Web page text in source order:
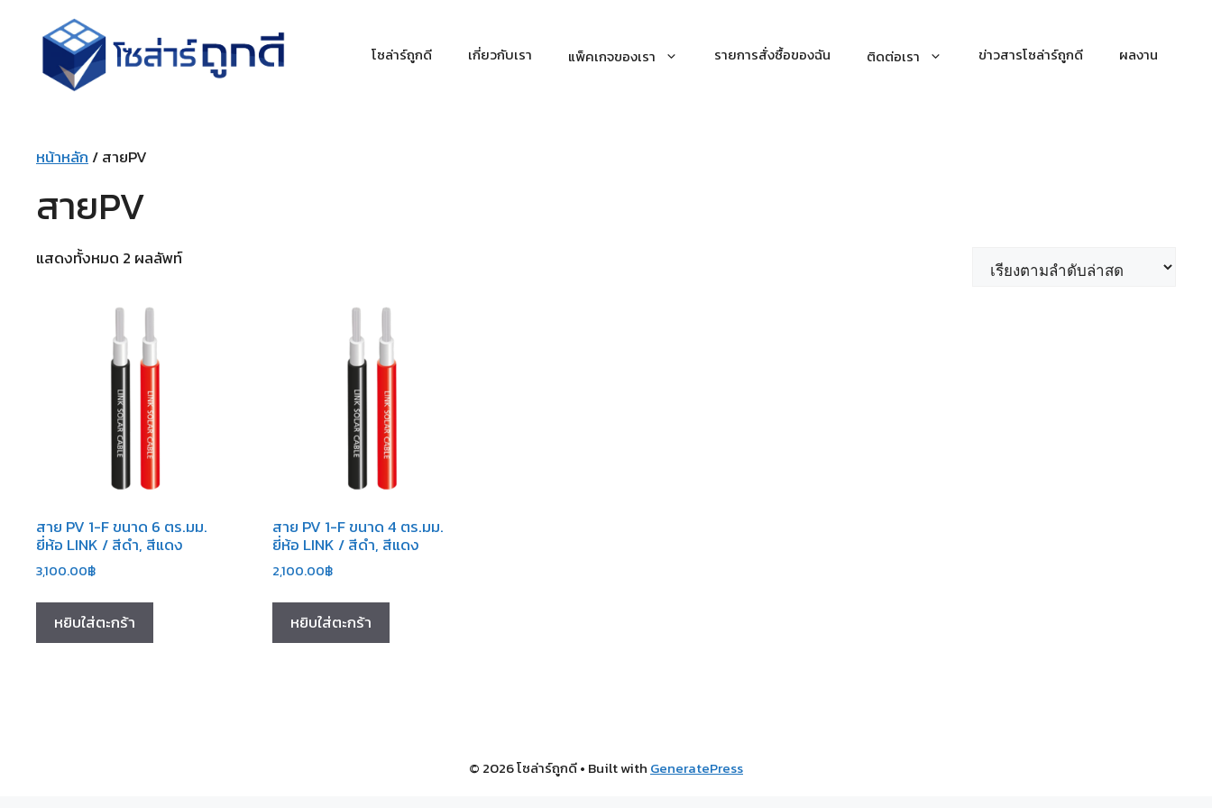
โซล่าร์ถูกดี เกี่ยวกับเรา แพ็คเกจของเรา รายการสั่งซื้อของฉัน ติดต่อเรา ข่าวสารโซล่าร์ถูกดี ผลงาน
หน้าหลัก / สายPV
สายPV
แสดงทั้งหมด 2 ผลลัพท์
สาย PV 1-F ขนาด 6 ตร.มม.
ยี่ห้อ LINK / สีดำ, สีแดง
3,100.00฿
หยิบใส่ตะกร้า
สาย PV 1-F ขนาด 4 ตร.มม.
ยี่ห้อ LINK / สีดำ, สีแดง
2,100.00฿
หยิบใส่ตะกร้า
© 2026 โซล่าร์ถูกดี• Built with GeneratePress